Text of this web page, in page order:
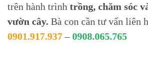
trên hành trình trồng, chăm sóc
vườn cây. Bà con cần tư vấn
0901.917.937–0908.065.765